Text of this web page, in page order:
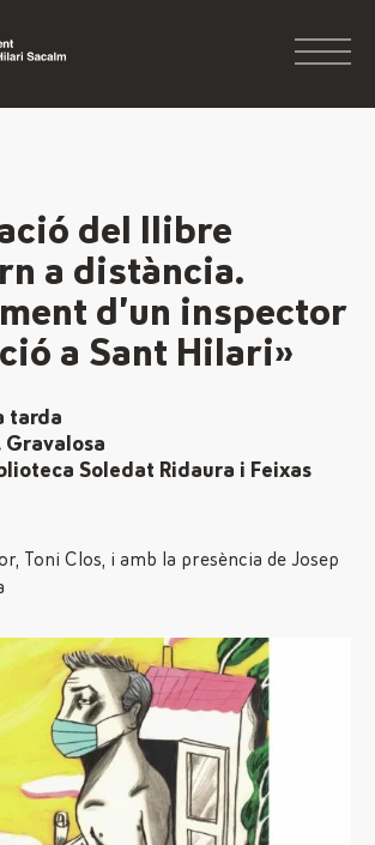
del llibre
a distància.
d’un inspector
a Sant Hilari»
tarda
Gravalosa
Soledat Ridaura i Feixas
Toni Clos, i amb la presència de Josep